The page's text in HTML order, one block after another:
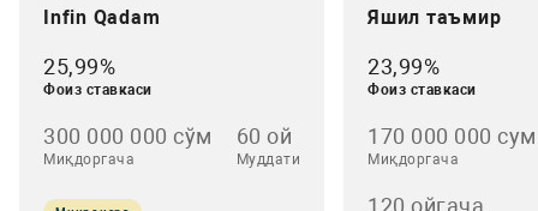
Infin Qadam
25,99%
Фоиз ставкаси
300 000 000 сўм
Миқдоргача
60 ой
Муддати
Яшил таъмир
23,99%
Фоиз ставкаси
170 000 000 сум
Миқдоргача